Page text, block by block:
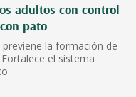
adultos con control
pato
la formación de
el sistema